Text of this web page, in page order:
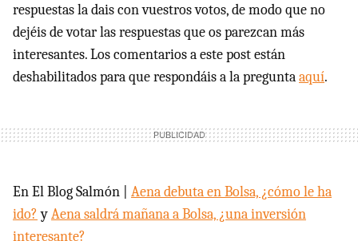
respuestas la dais con vuestros votos, de modo que no
dejéis de votar las respuestas que os parezcan más
interesantes. Los comentarios a este post están
deshabilitados para que respondáis a la preguntaaquí.
En El Blog Salmón | Aena debuta en Bolsa, ¿cómo le ha
ido?yAena saldrá mañana a Bolsa, ¿una inversión
interesante?